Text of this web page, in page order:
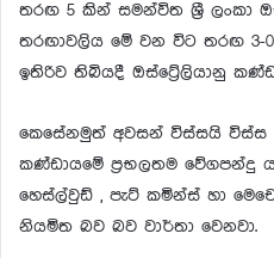
තරඟ 5 කින් සමන්විත ශ්‍රී ලංකා
තරඟාවලිය මේ වන විට තරඟ
ඉතිරිව තිබියදී ඔස්ට්‍රේලියානු
කෙසේනමුත් අවසන් විස්සයි විස්ස
කණ්ඩායමේ ප්‍රභලතම වේගපන්දු
හෙස්ල්වුඩ් , පැට් කමින්ස් හා
නියමිත බව බව වාර්තා වෙනවා.